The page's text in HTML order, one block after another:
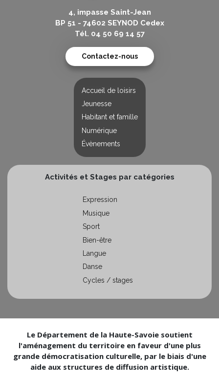
4, impasse Saint-Jean
BP 51 - 74602 SEYNOD Cedex
Tél. 04 50 69 14 57
Contactez-nous
Accueil de loisirs
Jeunesse
Habitant et famille
Numérique
Évènements
Activités et Stages par catégories
Expression
Musique
Sport
Bien-être
Langue
Danse
Cycles / stages
Le Département de la Haute-Savoie soutient
l'aménagement du territoire en faveur d'une plus
grande démocratisation culturelle, par le biais d'une
aide aux structures de diffusion artistique.